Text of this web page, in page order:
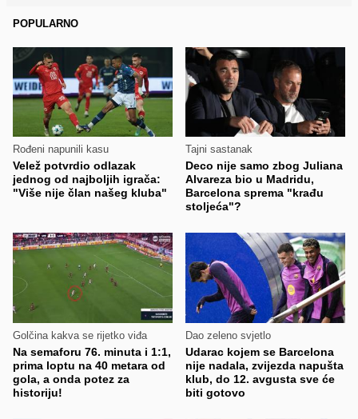
POPULARNO
Rođeni napunili kasu
Velež potvrdio odlazak
jednog od najboljih igrača:
"Više nije član našeg kluba"
Tajni sastanak
Deco nije samo zbog Juliana
Alvareza bio u Madridu,
Barcelona sprema "krađu
stoljeća"?
Golčina kakva se rijetko viđa
Na semaforu 76. minuta i 1:1,
prima loptu na 40 metara od
gola, a onda potez za
historiju!
Dao zeleno svjetlo
Udarac kojem se Barcelona
nije nadala, zvijezda napušta
klub, do 12. avgusta sve će
biti gotovo